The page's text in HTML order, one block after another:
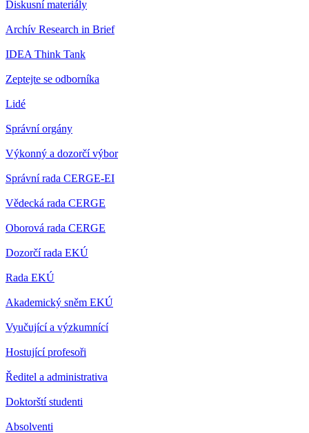
Diskusní materiály
Archív Research in Brief
IDEA Think Tank
Zeptejte se odborníka
Lidé
Správní orgány
Výkonný a dozorčí výbor
Správní rada CERGE-EI
Vědecká rada CERGE
Oborová rada CERGE
Dozorčí rada EKÚ
Rada EKÚ
Akademický sněm EKÚ
Vyučující a výzkumnící
Hostující profesoři
Ředitel a administrativa
Doktorští studenti
Absolventi